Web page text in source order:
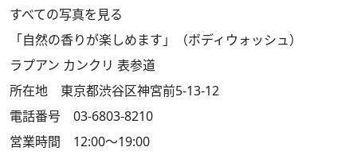
すべての写真を見る
「自然の香りが楽しめます」（ボディウォッシュ）
ラプアン カンクリ 表参道
所在地 東京都渋谷区神宮前5-13-12
電話番号 03-6803-8210
営業時間 12:00～19:00